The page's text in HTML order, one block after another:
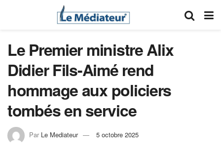
Le Premier ministre Alix
Didier Fils-Aimé rend
hommage aux policiers
tombés en service
Par Le Mediateur 5 octobre 2025